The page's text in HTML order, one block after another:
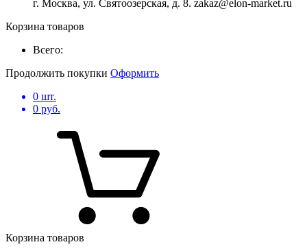
г. Москва, ул. Святоозерская, д. 8. zakaz@elon-market.ru
Корзина товаров
Всего:
Продолжить покупки Оформить
0 шт.
0 руб.
Корзина товаров